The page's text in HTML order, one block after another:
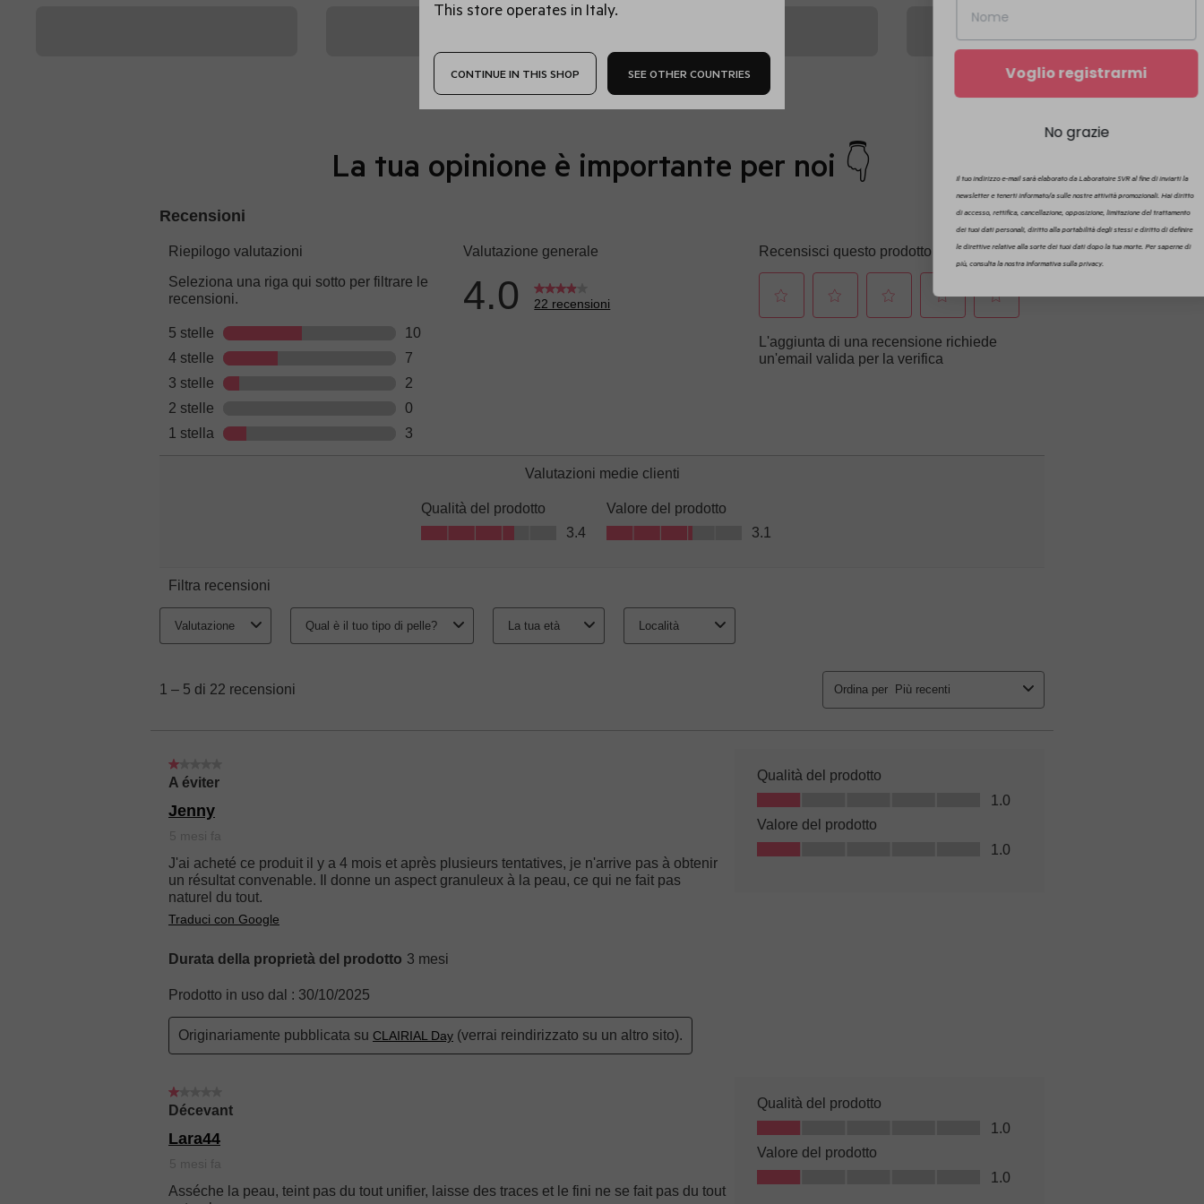
This store operates in Italy.
CONTINUE IN THIS SHOP SEE OTHER COUNTRIES
La tua opinione è importante per noi 👇
Voglio registrarmi
No grazie
Il tuo indirizzo e-mail sarà elaborato da Laboratoire SVR al fine di inviarti la
newsletter e tenerti informato/a sulle nostre attività promozionali. Hai diritto
di accesso, rettifica, cancellazione, opposizione, limitazione del trattamento
dei tuoi dati personali, diritto alla portabilità degli stessi e diritto di definire
le direttive relative alla sorte dei tuoi dati dopo la tua morte. Per saperne di
più, consulta la nostra Informativa sulla privacy.